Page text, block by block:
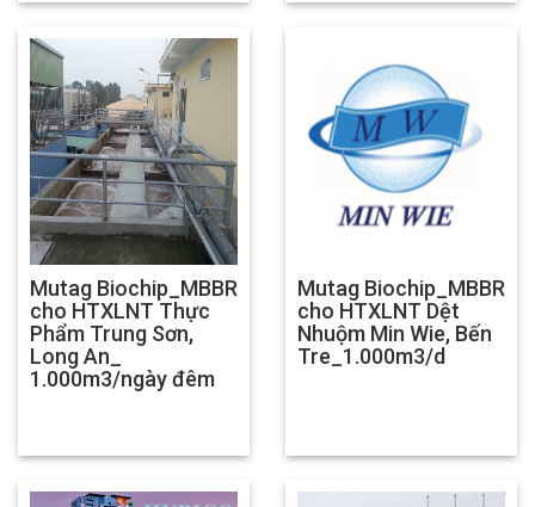
Mutag Biochip_MBBR
cho HTXLNT Thực
Phẩm Trung Sơn,
Long An_
1.000m3/ngày đêm
Mutag Biochip_MBBR
cho HTXLNT Dệt
Nhuộm Min Wie, Bến
Tre_1.000m3/d